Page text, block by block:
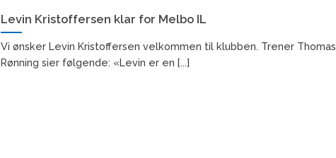
Levin Kristoffersen klar for Melbo IL
Vi ønsker Levin Kristoffersen velkommen til klubben. Trener Thomas
Rønning sier følgende: «Levin er en [...]